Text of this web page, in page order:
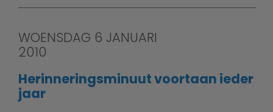
WOENSDAG 6 JANUARI
2010
Herinneringsminuut voortaan ieder
jaar